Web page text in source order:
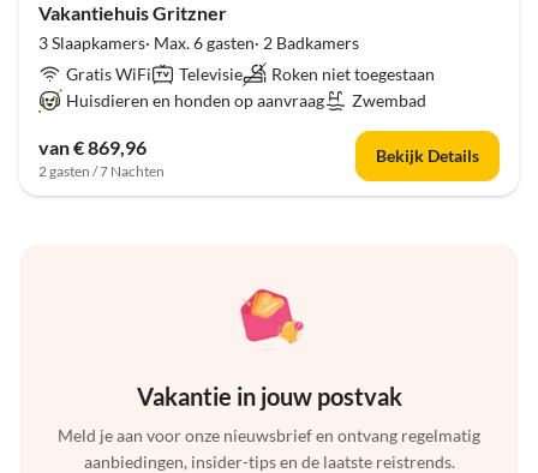
Vakantiehuis Gritzner
3 Slaapkamers· Max. 6 gasten· 2 Badkamers
Gratis WiFi
Televisie
Roken niet toegestaan
Huisdieren en honden op aanvraag
Zwembad
van € 869,96
2 gasten / 7 Nachten
Bekijk Details
Vakantie in jouw postvak
Meld je aan voor onze nieuwsbrief en ontvang regelmatig
aanbiedingen, insider-tips en de laatste reistrends.